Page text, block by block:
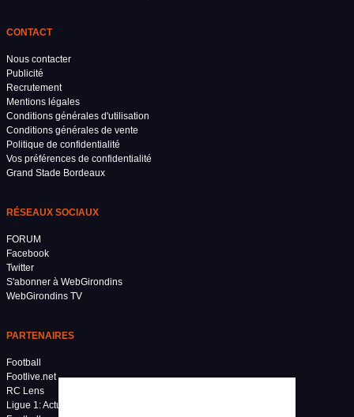
CONTACT
Nous contacter
Publicité
Recrutement
Mentions légales
Conditions générales d'utilisation
Conditions générales de vente
Politique de confidentialité
Vos préférences de confidentialité
Grand Stade Bordeaux
RÉSEAUX SOCIAUX
FORUM
Facebook
Twitter
S'abonner à WebGirondins
WebGirondins TV
PARTENAIRES
Football
Footlive.net
RC Lens
Ligue 1: Actu et mercato